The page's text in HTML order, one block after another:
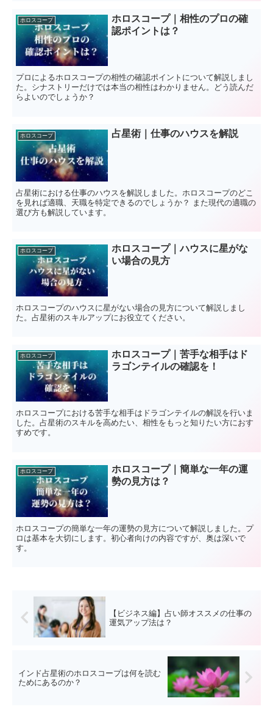
ホロスコープ
ホロスコープ｜相性のプロの確
認ポイントは？
プロによるホロスコープの相性の確認ポイントについて解説しまし
た。シナストリーだけでは本当の相性はわかりません。どう読んだ
らよいのでしょうか？
ホロスコープ 占星術｜仕事のハウスを解説
占星術における仕事のハウスを解説しました。ホロスコープのどこ
を見れば適職、天職を特定できるのでしょうか？ また現代の適職の
選び方も解説しています。
ホロスコープ
ホロスコープ｜ハウスに星がな
い場合の見方
ホロスコープのハウスに星がない場合の見方について解説しまし
た。占星術のスキルアップにお役立てください。
ホロスコープ
ホロスコープ｜苦手な相手はド
ラゴンテイルの確認を！
ホロスコープにおける苦手な相手はドラゴンテイルの解説を行いま
した。占星術のスキルを高めたい、相性をもっと知りたい方におす
すめです。
ホロスコープ
ホロスコープ｜簡単な一年の運
勢の見方は？
ホロスコープの簡単な一年の運勢の見方について解説しました。プ
ロは基本を大切にします。初心者向けの内容ですが、奥は深いで
す。
【ビジネス編】占い師オススメの仕事の
運気アップ法は？
インド占星術のホロスコープは何を読む
ためにあるのか？